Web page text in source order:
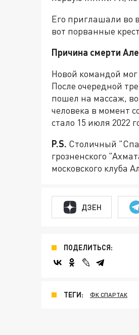
Его приглашали во
вот порванные
Причина смерти
Новой командой
После очередной
пошел на массаж, во
человека в момент
стало 15 июля 2022
P.S. Столичный
грозненского
московского клуба
ДЗЕН
ПОДЕЛИТЬСЯ:
ТЕГИ: ФК СПАРТАК